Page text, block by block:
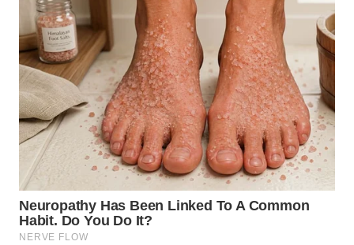
WN
NIAS
WN
LANGKAT
WN
TAPANULI
SELATAN
WN
TANJUNG